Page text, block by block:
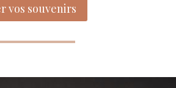
vos souvenirs